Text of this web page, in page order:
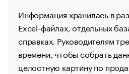
Информация хранилась в
Excel-файлах, отдельных
справках. Руководителям
времени, чтобы собрать
целостную картину по